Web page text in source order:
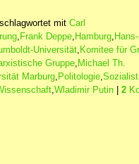
mit Carl
, Frank Deppe, Hamburg,
Universität, Komitee für
Gruppe, Michael Th.
Marburg, Politologie,
,Wladimir Putin 2